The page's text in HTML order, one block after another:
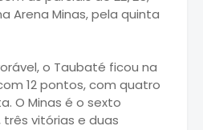
Arena Minas, pela quinta
o Taubaté ficou na
12 pontos, com quatro
O Minas é o sexto
vitórias e duas